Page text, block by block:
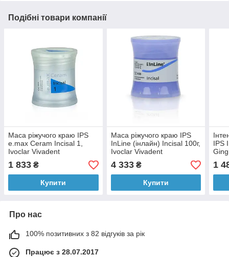
Подібні товари компанії
Маса ріжучого краю IPS
e.max Ceram Incisal 1,
Ivoclar Vivadent
(Німеччина).
1 833 ₴
Купити
Маса ріжучого краю IPS
InLine (інлайн) Incisal 100г,
Ivoclar Vivadent
(Німеччина).
4 333₴
Купити
IPS
1
Про нас
100% позитивних з 82 відгуків за рік
Працює з 28.07.2017